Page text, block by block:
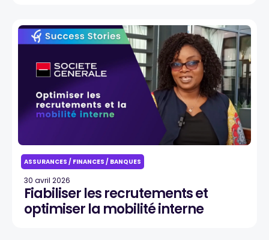
ASSURANCES / FINANCES / BANQUES
30 avril 2026
Fiabiliser les recrutements et
optimiser la mobilité interne